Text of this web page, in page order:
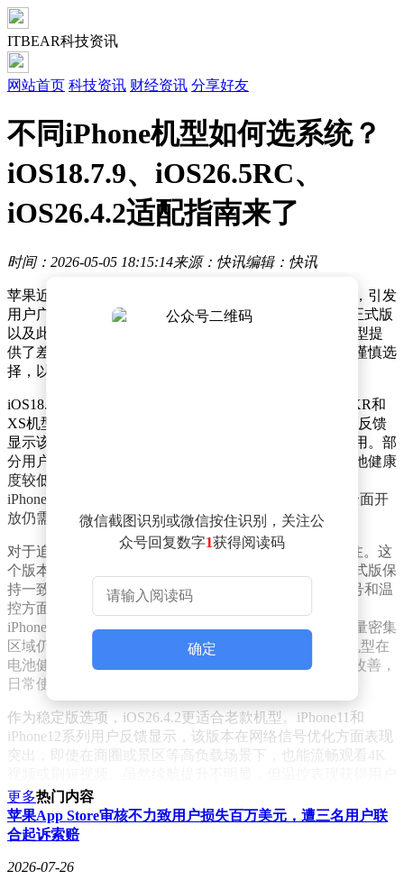
ITBEAR科技资讯
网站首页 科技资讯 财经资讯 分享好友
不同iPhone机型如何选系统？
iOS18.7.9、iOS26.5RC、
iOS26.4.2适配指南来了
时间：2026-05-05 18:15:14来源：快讯编辑：快讯
苹果近期在五一假期尾声悄然推出了多个系统版本更新，引发
用户广泛关注。此次更新包含iOS18.7.9、iOS26.5RC准正式版
以及此前发布的iOS26.4.2正式版，三个版本针对不同机型提
供了差异化优化方案。用户需根据设备型号和实际需求谨慎选
择，以获得最佳使用体验。
iOS18.7.9版本目前处于有限推送阶段，主要面向iPhoneXR和
XS机型开放。尽管苹果尚未公布具体更新日志，但用户反馈
显示该版本在散热控制方面表现突出，特别适合夏季使用。部
分用户报告称设备续航和信号强度有小幅提升，不过电池健康
度较低的用户可能难以察觉明显变化。值得注意的是，
iPhone11至iPhone16系列用户暂未收到推送，后续是否全面开
放仍需观察。
对于追求前沿技术的用户，iOS26.5RC准正式版值得关注。这
个版本被视为正式版的预览版，其内部版本号与后续正式版保
持一致。测试数据显示，iPhone17系列机型在续航、信号和温
控方面均有显著优化，低音表现尤为出色。iPhone15至
iPhone16系列更新后，5G网络稳定性提升明显，在人流量密集
区域仍能保持满格信号和低延迟。iPhone13和iPhone14机型在
电池健康度较高的情况下，续航和WiFi连接稳定性也有改善，
日常使用未发现明显缺陷。
作为稳定版选项，iOS26.4.2更适合老款机型。iPhone11和
iPhone12系列用户反馈显示，该版本在网络信号优化方面表现
突出，即使在商圈或景区等高负载场景下，也能流畅观看4K
认可，适合对系统稳定性有较高要求的用户。
机型适配建议方面，iPhoneXR和XS用户可直接升级iOS18.7.9
以改善散热；iPhone11至iPhone16系列用户若不愿升级iOS26，
可等待后续全面推送；iPhone13及以上机型在电池健康度良好
微信截图识别或微信按住识别，关注公
众号回复数字1获得阅读码
确定
更多热门内容
苹果App Store审核不力致用户损失百万美元，遭三名用户联
合起诉索赔
2026-07-26